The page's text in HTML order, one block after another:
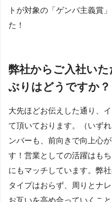
トが対象の「ゲンバ主義賞
た！
弊社からご入社い
ぶりはどうですか？
⼤先ほどお伝えした通り、
て頂いております。（いず
ンバーも、前向きで向上心
す！営業としての活躍はも
にもマッチしています。弊
タイプはおらず、周りとナ
お互いを高め合っていくこ